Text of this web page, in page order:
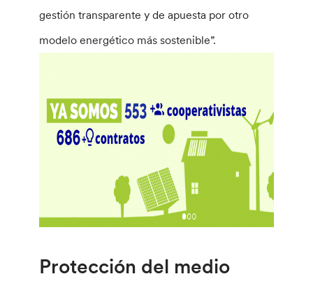
gestión transparente y de apuesta por otro
modelo energético más sostenible”.
Protección del medio